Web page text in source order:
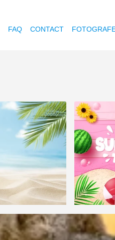
FAQ CONTACT